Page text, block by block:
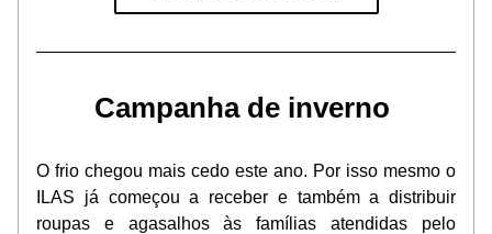
Campanha de inverno
O frio chegou mais cedo este ano. Por isso mesmo o
ILAS já começou a receber e também a distribuir
roupas e agasalhos às famílias atendidas pelo